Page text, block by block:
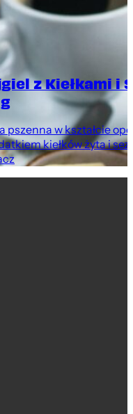
z Kiełkami i
pszenna w kształcie
kiełków żyta i